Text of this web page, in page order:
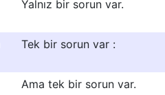
Yalnız bir sorun var.
Tek bir sorun var :
Ama tek bir sorun var.